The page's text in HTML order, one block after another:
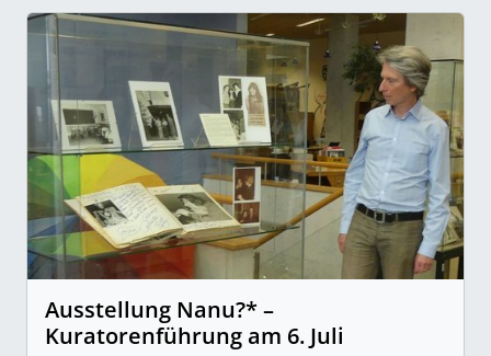
Ausstellung Nanu?* –
Kuratorenführung am 6. Juli